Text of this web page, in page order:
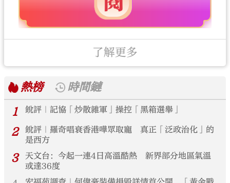
了解更多
熱榜
時間鏈
1
銳評｜記協「炒散雜軍」操控「黑箱選舉」
2
銳評｜羅奇唱衰香港嘩眾取寵 真正「泛政治化」的
是西方
3
天文台：今起一連4日高溫酷熱 新界部分地區氣溫
或達36度